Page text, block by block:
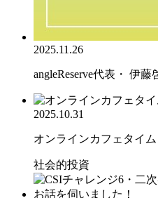
2025.11.26
angleReserve代表・ 伊
2025.10.31
オンラインカフェタイム
社会的投資